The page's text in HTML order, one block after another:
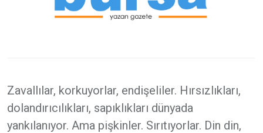
Zavallılar, korkuyorlar, endişeliler. Hırsızlıkları,
dolandırıcılıkları, sapıklıkları dünyada
yankılanıyor. Ama pişkinler. Sırıtıyorlar. Din din,